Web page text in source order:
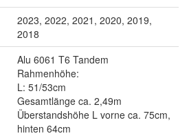
2023, 2022, 2021, 2020, 2019,
2018
Alu 6061 T6 Tandem
Rahmenhöhe:
L: 51/53cm
Gesamtlänge ca. 2,49m
Überstandshöhe L vorne ca. 75cm,
hinten 64cm